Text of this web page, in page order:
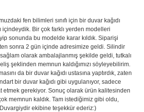
fen bilimleri sınıfı için bir duvar kağıdı
içindeydik. Bir çok farklı yerden modelleri
sonunda bu modelde karar kıldık. Siparişi
sonra 2 gün içinde adresimize geldi. Silindir
olarak ambalajlanmış şekilde geldi, tutkalı
şeklinden memnun kaldığımızı söyleyebilirim.
da bir duvar kağıdı ustasına yaptırdık, zaten
bir duvar kağıdı gibi uygulanıyor, sadece
etmek gerekiyor. Sonuç olarak ürün kalitesinden
memnun kaldık. Tam istediğimiz gibi oldu,
ekibine teşekkür ederiz:)